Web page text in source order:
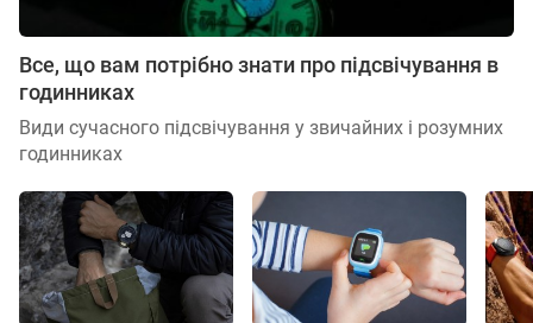
Все, що вам потрібно знати про підсвічування в
годинниках
Види сучасного підсвічування у звичайних і розумних
годинниках